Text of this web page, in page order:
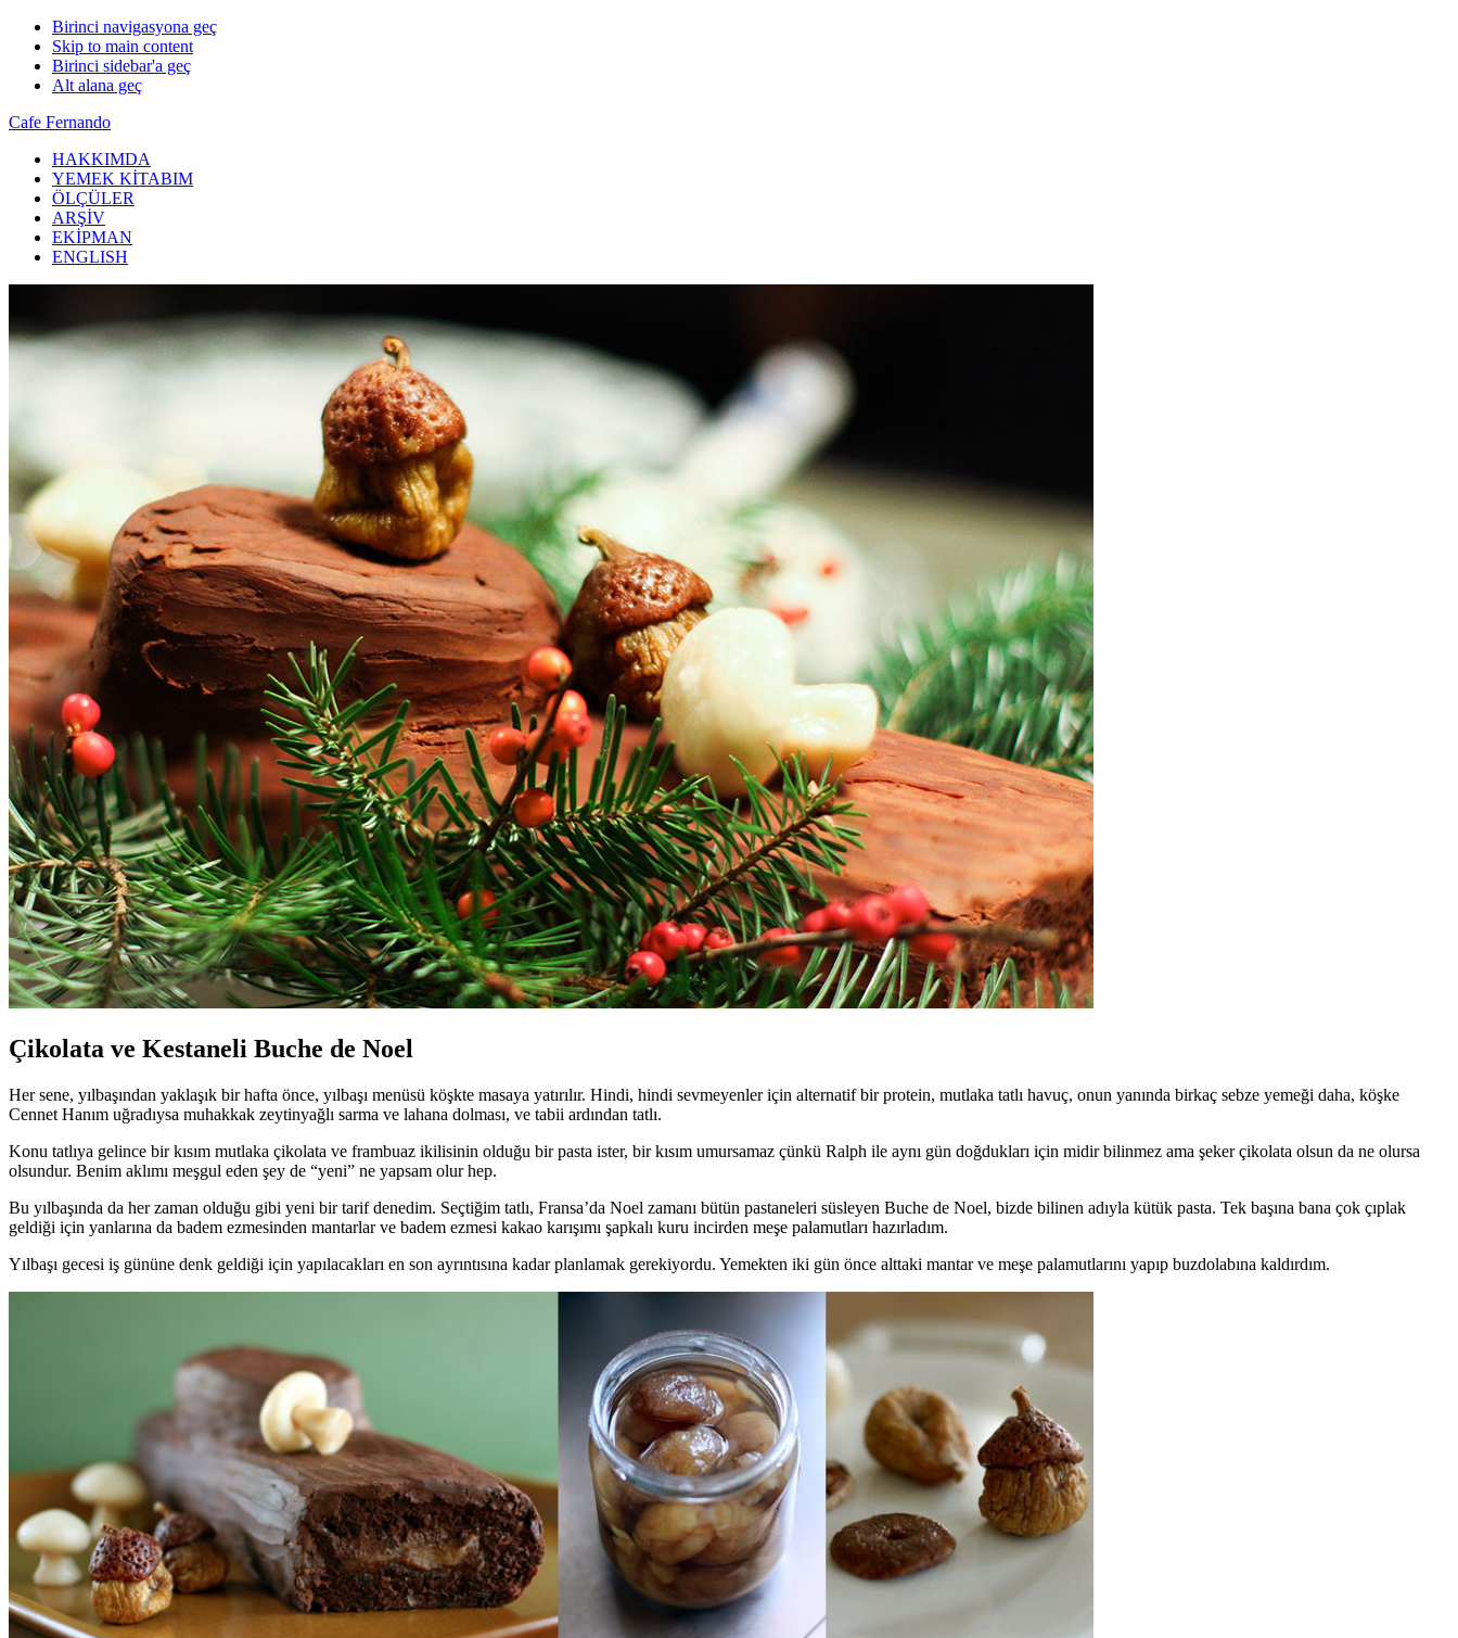
Birinci navigasyona geç
Skip to main content
Birinci sidebar'a geç
Alt alana geç
Cafe Fernando
HAKKIMDA
YEMEK KİTABIM
ÖLÇÜLER
ARŞİV
EKİPMAN
ENGLISH
Çikolata ve Kestaneli Buche de Noel
Her sene, yılbaşından yaklaşık bir hafta önce, yılbaşı menüsü köşkte masaya yatırılır. Hindi, hindi sevmeyenler için alternatif bir protein, mutlaka tatlı havuç, onun yanında birkaç sebze yemeği daha, köşke
Cennet Hanım uğradıysa muhakkak zeytinyağlı sarma ve lahana dolması, ve tabii ardından tatlı.
Konu tatlıya gelince bir kısım mutlaka çikolata ve frambuaz ikilisinin olduğu bir pasta ister, bir kısım umursamaz çünkü Ralph ile aynı gün doğdukları için midir bilinmez ama şeker çikolata olsun da ne olursa
olsundur. Benim aklımı meşgul eden şey de “yeni” ne yapsam olur hep.
Bu yılbaşında da her zaman olduğu gibi yeni bir tarif denedim. Seçtiğim tatlı, Fransa’da Noel zamanı bütün pastaneleri süsleyen Buche de Noel, bizde bilinen adıyla kütük pasta. Tek başına bana çok çıplak
geldiği için yanlarına da badem ezmesinden mantarlar ve badem ezmesi kakao karışımı şapkalı kuru incirden meşe palamutları hazırladım.
Yılbaşı gecesi iş gününe denk geldiği için yapılacakları en son ayrıntısına kadar planlamak gerekiyordu. Yemekten iki gün önce alttaki mantar ve meşe palamutlarını yapıp buzdolabına kaldırdım.